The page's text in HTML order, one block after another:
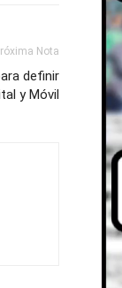
Nota
definir
y Móvil